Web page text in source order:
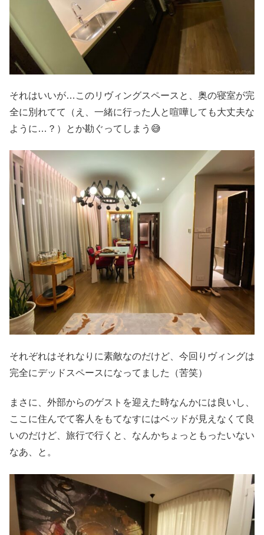
それはいいが…このリヴィングスペースと、奥の寝室が完
全に別れてて（え、一緒に行った人と喧嘩しても大丈夫な
ように…？）とか勘ぐってしまう😅
それぞれはそれなりに素敵なのだけど、今回りヴィングは
完全にデッドスペースになってました（苦笑）
まさに、外部からのゲストを迎えた時なんかには良いし、
ここに住んでて客人をもてなすにはベッドが見えなくて良
いのだけど、旅行で行くと、なんかちょっともったいない
なあ、と。